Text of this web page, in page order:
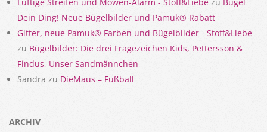
Luftige Streifen und Möwen-Alarm - Stoff&Liebe zu Bügel
Dein Ding! Neue Bügelbilder und Pamuk® Rabatt
Gitter, neue Pamuk® Farben und Bügelbilder - Stoff&Liebe
zu Bügelbilder: Die drei Fragezeichen Kids, Pettersson &
Findus, Unser Sandmännchen
Sandra zu DieMaus – Fußball
ARCHIV